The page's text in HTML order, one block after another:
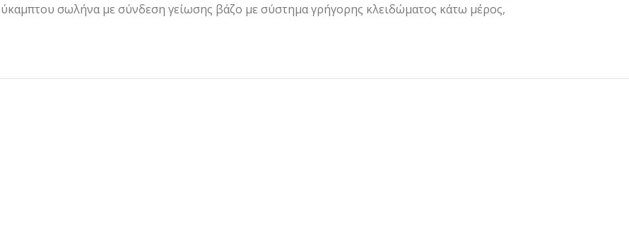
σωλήνα με σύνδεση γείωσης βάζο με σύστημα γρήγορης κλειδώματος κάτω μέρος,